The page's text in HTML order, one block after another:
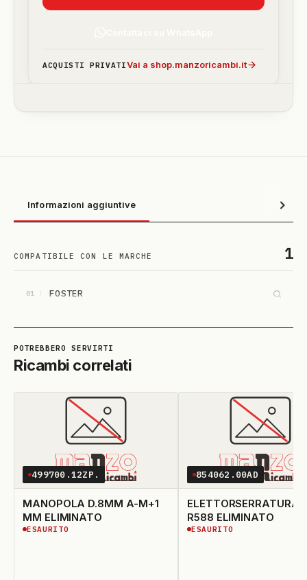
ACQUISTI PRIVATIVai a shop.manzoricambi.it
Informazioni aggiuntive
COMPATIBILE CON LE MARCHE 1
01 FOSTER
Ricambi correlati
499700.12ZP.
MANOPOLA D.8MM A-M+1
MM ELIMINATO
ESAURITO
ESAURITO
854062.00AD
ELETTORSERRATURA
R588 ELIMINATO
ESAURITO
ESAURITO